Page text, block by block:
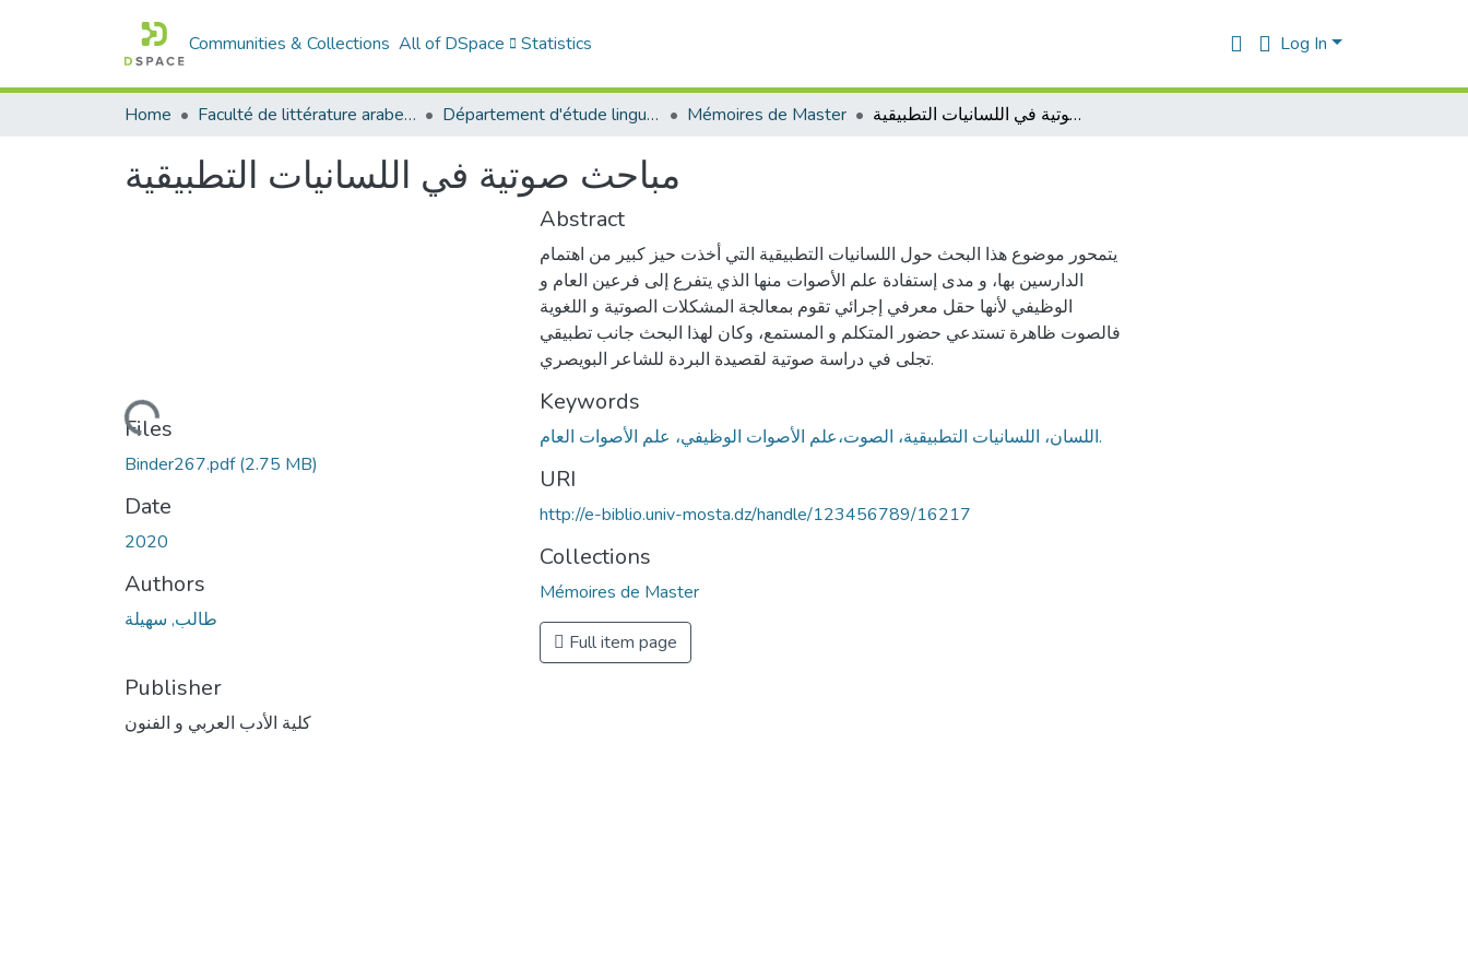
Communities & Collections All of DSpace Statistics Log In
Home Faculté de littérature arabe et des arts Département d'étude linguistique Mémoires de Master مباحث صوتية في اللسانيات التطبيقية
مباحث صوتية في اللسانيات التطبيقية
Loading...
Files
Binder267.pdf(2.75 MB)
Date
2020
Authors
طالب, سهيلة
Publisher
كلية الأدب العربي و الفنون
Abstract
يتمحور موضوع هذا البحث حول اللسانيات التطبيقية التي أخذت حيز كبير من اهتمام
الدارسين بها، و مدى إستفادة علم الأصوات منها الذي يتفرع إلى فرعين العام و
الوظيفي لأنها حقل معرفي إجرائي تقوم بمعالجة المشكلات الصوتية و اللغوية
فالصوت ظاهرة تستدعي حضور المتكلم و المستمع، وكان لهذا البحث جانب تطبيقي
تجلى في دراسة صوتية لقصيدة البردة للشاعر البويصري.
Keywords
اللسان، اللسانيات التطبيقية، الصوت،علم الأصوات الوظيفي، علم الأصوات العام.
URI
http://e-biblio.univ-mosta.dz/handle/123456789/16217
Collections
Mémoires de Master
Full item page